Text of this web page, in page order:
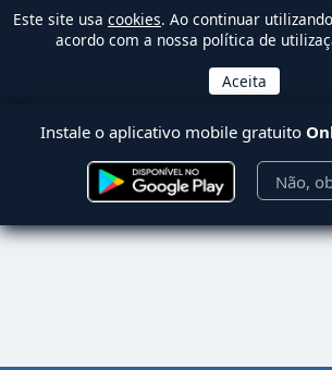
Este site usa cookies. Ao continuar
acordo com a nossa política de
Instale o aplicativo mobile gratuito
Não,